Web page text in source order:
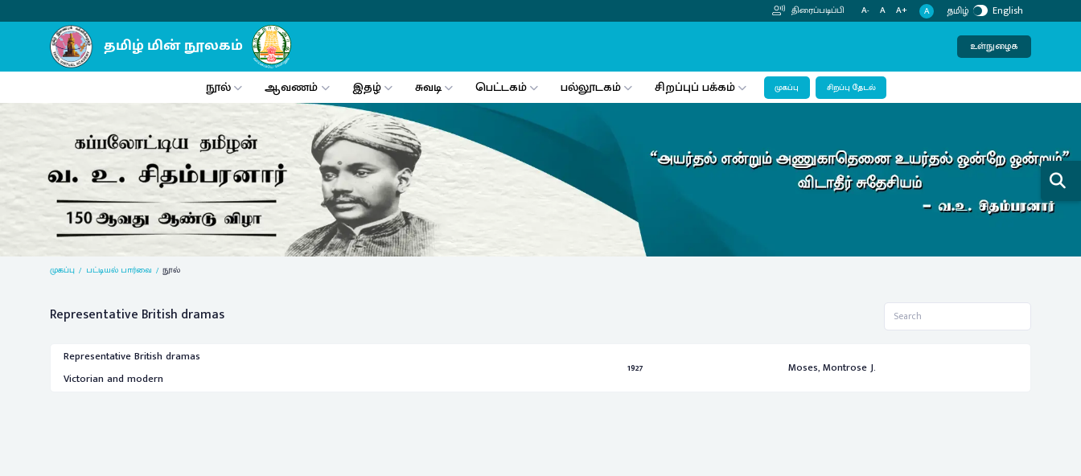
திரைப்படிப்பி A- A A+ A தமிழ் English
உள்நுழைக
நூல் ஆவணம் இதழ் சுவடி பெட்டகம் பல்லூடகம் சிறப்புப் பக்கம் முகப்பு சிறப்பு தேடல்
Previous Next
முகப்பு பட்டியல் பார்வை நூல்
Representative British dramas
Representative British dramas
Victorian and modern
1927 Moses, Montrose J.